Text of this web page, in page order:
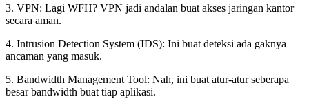
3. VPN: Lagi WFH? VPN jadi andalan buat akses jaringan kantor
secara aman.
4. Intrusion Detection System (IDS): Ini buat deteksi ada gaknya
ancaman yang masuk.
5. Bandwidth Management Tool: Nah, ini buat atur-atur seberapa
besar bandwidth buat tiap aplikasi.